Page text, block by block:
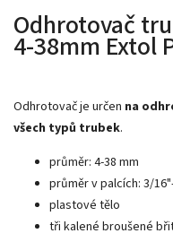
Odhrotovač
4-38mm Extol
Odhrotovač je určen na
všech typů trubek.
průměr: 4-38 mm
průměr v palcích: 3/
plastové tělo
tři kalené broušené